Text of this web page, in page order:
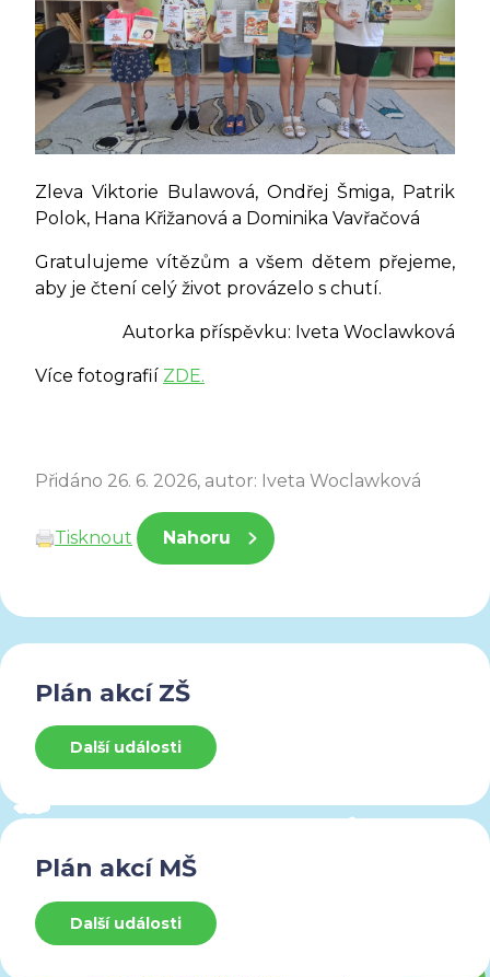
Zleva Viktorie Bulawová, Ondřej Šmiga, Patrik
Polok, Hana Křižanová a Dominika Vavřačová
Gratulujeme vítězům a všem dětem přejeme,
aby je čtení celý život provázelo s chutí.
Autorka příspěvku: Iveta Woclawková
Více fotografií ZDE.
Přidáno 26. 6. 2026, autor: Iveta Woclawková
Tisknout Nahoru
Plán akcí ZŠ
Další události
Plán akcí MŠ
Další události